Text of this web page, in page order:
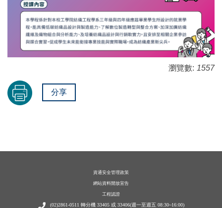
瀏覽數: 1557
分享
資通安全管理政策
網站資料開放宣告
工程認證
(02)2861-0511 轉分機 33405 或 33406(週一至週五 08:30~16:00)